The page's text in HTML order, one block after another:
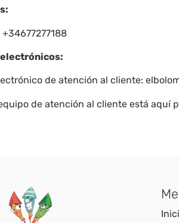
de atención al cliente:
de atención al cliente está aquí